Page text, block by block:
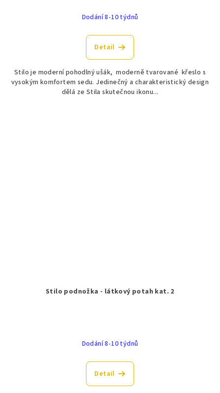
Dodání 8-10 týdnů
Detail
Stilo je moderní pohodlný ušák, moderně tvarované křeslo s
vysokým komfortem sedu. Jedinečný a charakteristický design
dělá ze Stila skutečnou ikonu...
Stilo podnožka - látkový potah kat. 2
Dodání 8-10 týdnů
Detail